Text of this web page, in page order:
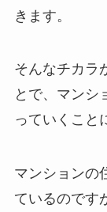
きます。
そんなチカラ
とで、マンシ
っていくこと
マンションの
ているのです